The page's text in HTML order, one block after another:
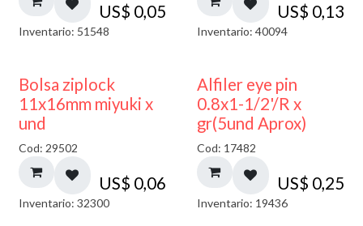
US$ 0,05
Inventario: 51548
US$ 0,13
Inventario: 40094
¡NUEVO!
Bolsa ziplock
11x16mm miyuki x
und
Cod: 29502
US$ 0,06
Inventario: 32300
Alfiler eye pin
0.8x1-1/2'/R x
gr(5und Aprox)
Cod: 17482
US$ 0,25
Inventario: 19436